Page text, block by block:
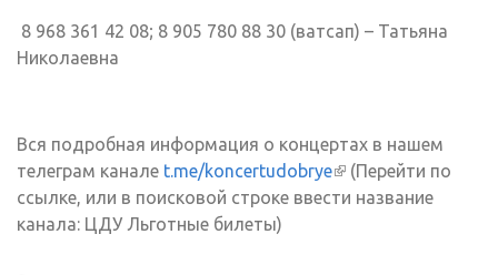
8 968 361 42 08; 8 905 780 88 30 (ватсап) – Татьяна
Николаевна
Вся подробная информация о концертах в нашем
телеграм канале t.me/koncertudobrye(внешняя
ссылка)
(Перейти по
ссылке, или в поисковой строке ввести название
канала: ЦДУ Льготные билеты)